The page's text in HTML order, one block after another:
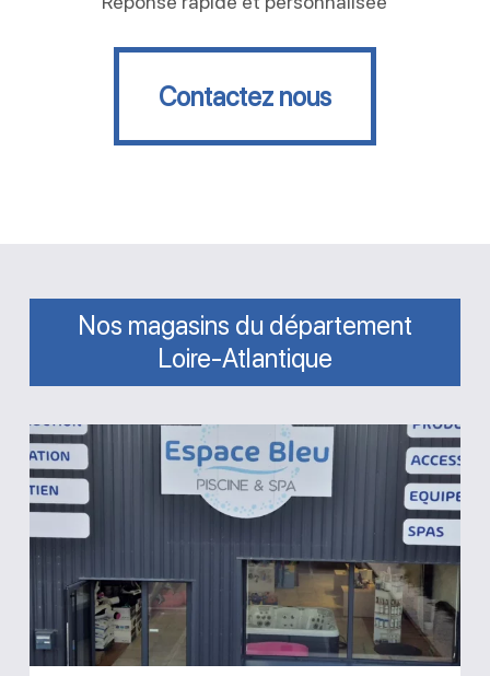
Contactez nous
Contactez nous
Nos magasins du département
Loire-Atlantique
Magasin
Espace
Bleu
Piscine
et
Spa